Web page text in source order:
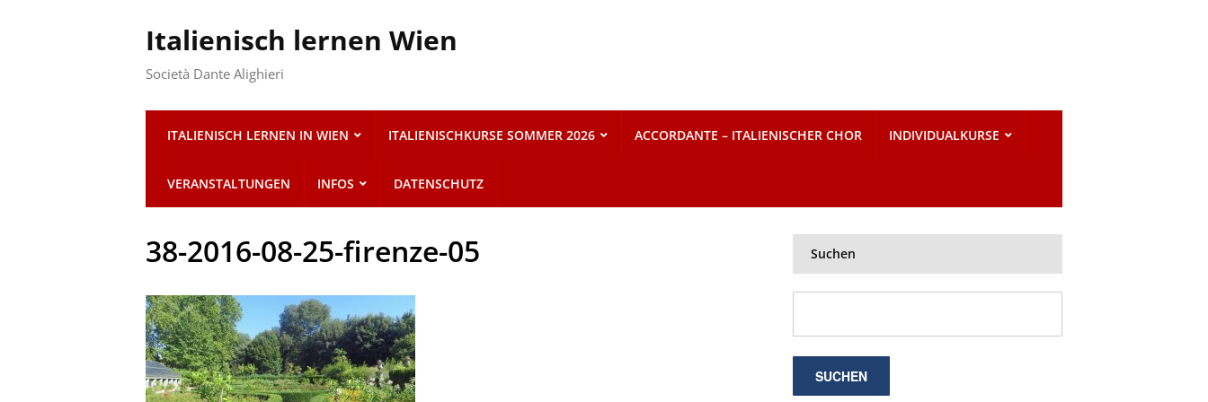
Italienisch lernen Wien
Società Dante Alighieri
ITALIENISCH LERNEN IN WIEN ITALIENISCHKURSE SOMMER 2026 ACCORDANTE – ITALIENISCHER CHOR INDIVIDUALKURSE
VERANSTALTUNGEN INFOS DATENSCHUTZ
38-2016-08-25-firenze-05 Suchen